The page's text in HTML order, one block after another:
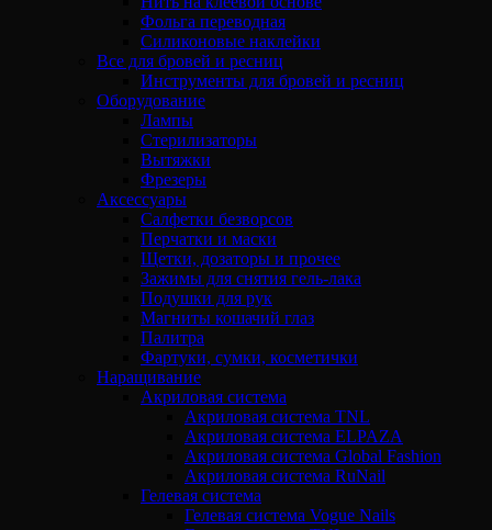
Фольга переводная
Силиконовые наклейки
Все для бровей и ресниц
Инструменты для бровей и ресниц
Оборудование
Лампы
Стерилизаторы
Вытяжки
Фрезеры
Аксессуары
Салфетки безворсов
Перчатки и маски
Щетки, дозаторы и прочее
Зажимы для снятия гель-лака
Подушки для рук
Магниты кошачий глаз
Палитра
Фартуки, сумки, косметички
Наращивание
Акриловая система
Акриловая система TNL
Акриловая система ELPAZA
Акриловая система Global Fashion
Акриловая система RuNail
Гелевая система
Гелевая система Vogue Nails